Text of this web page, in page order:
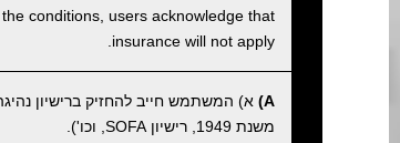
conditions, users acknowledge that
insurance will not apply.
A) א) המשתמש חייב להחזיק ברישיון
משנת 1949, רישיון SOFA, וכו').